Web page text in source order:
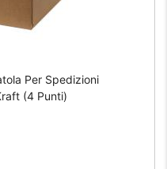
Per Spedizioni
(4 Punti)